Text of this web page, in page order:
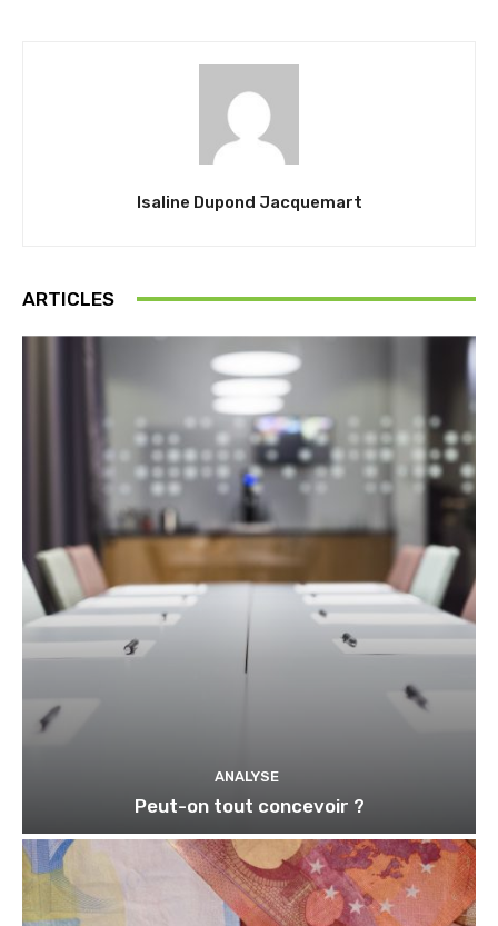
Isaline Dupond Jacquemart
ARTICLES
ANALYSE
Peut-on tout concevoir ?